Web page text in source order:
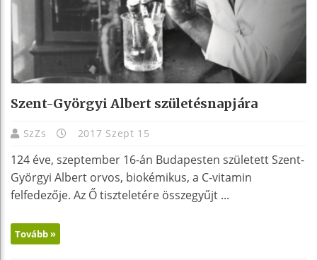
Szent-Györgyi Albert születésnapjára
SzZs 2017 Szept 15
124 éve, szeptember 16-án Budapesten született Szent-
Györgyi Albert orvos, biokémikus, a C-vitamin
felfedezője. Az Ő tiszteletére összegyűjt ...
Tovább »